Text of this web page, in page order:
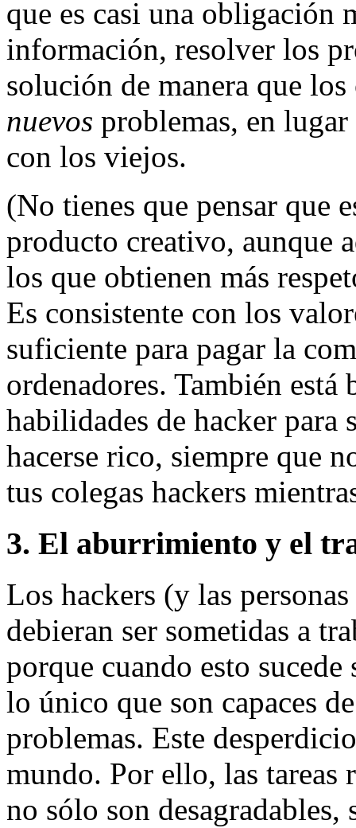
que es casi una obligación
información, resolver los
solución de manera que
nuevos problemas, en
con los viejos.
(No tienes que pensar que
producto creativo, aunque
los que obtienen más
Es consistente con los
suficiente para pagar la
ordenadores. También
habilidades de hacker
hacerse rico, siempre que
tus colegas hackers
3. El aburrimiento y el
Los hackers (y las
debieran ser sometidas a
porque cuando esto
lo único que son capaces
problemas. Este
mundo. Por ello, las tareas
no sólo son